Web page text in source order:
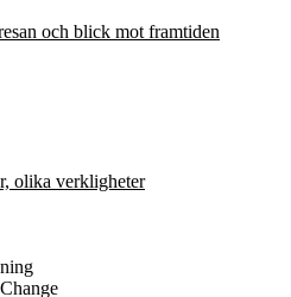
och blick mot framtiden
olika verkligheter